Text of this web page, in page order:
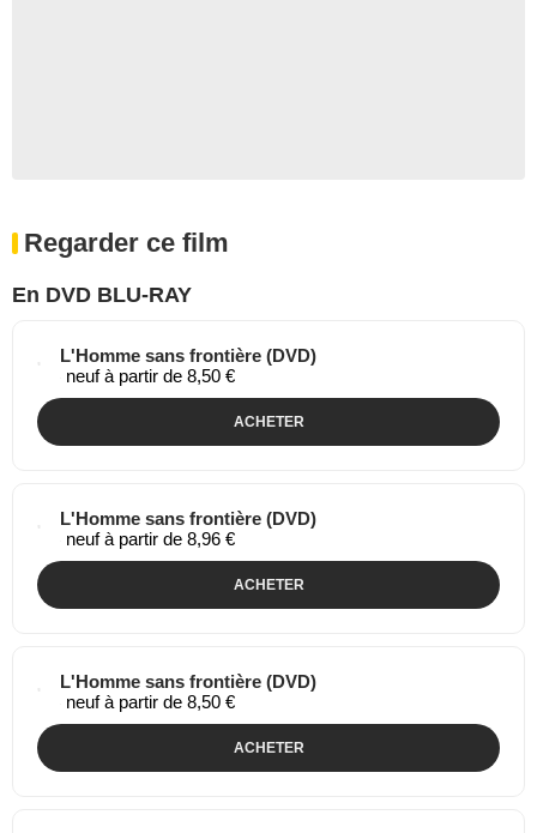
Regarder ce film
En DVD BLU-RAY
L'Homme sans frontière (DVD)
neuf à partir de 8,96 €
L'Homme sans frontière (DVD)